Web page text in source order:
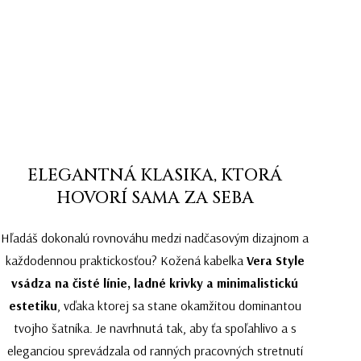
ELEGANTNÁ KLASIKA, KTORÁ
HOVORÍ SAMA ZA SEBA
Hľadáš dokonalú rovnováhu medzi nadčasovým dizajnom a
každodennou praktickosťou? Kožená kabelka Vera Style
vsádza na čisté línie, ladné krivky a minimalistickú
estetiku , vďaka ktorej sa stane okamžitou dominantou
tvojho šatníka. Je navrhnutá tak, aby ťa spoľahlivo a s
eleganciou sprevádzala od ranných pracovných stretnutí